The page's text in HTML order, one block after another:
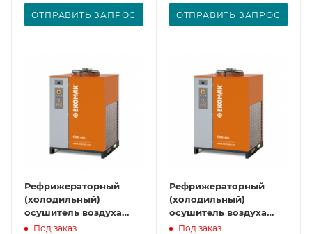
ОТПРАВИТЬ ЗАПРОС ОТПРАВИТЬ ЗАПРОС
Рефрижераторный
(холодильный)
осушитель воздуха
CAD 585
Под заказ
Рефрижераторный
(холодильный)
осушитель воздуха
CAD 750
Под заказ